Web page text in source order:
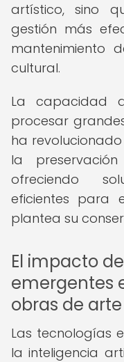
artístico, sino
gestión más
mantenimiento
cultural.
La capacidad
procesar
ha
la
ofreciendo
eficientes para
plantea su
El impacto
emergentes
obras de arte
Las tecnologías
la inteligencia